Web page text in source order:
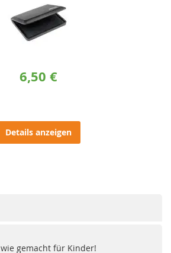
6,50 €
Details anzeigen
wie gemacht für Kinder!